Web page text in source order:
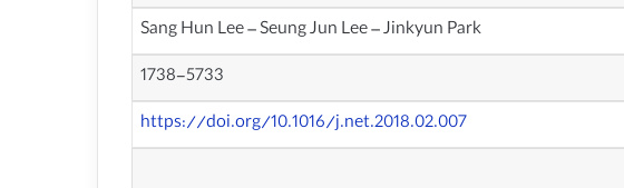
Sang Hun Lee – Seung Jun Lee – Jinkyun Park
1738-5733
https://doi.org/10.1016/j.net.2018.02.007